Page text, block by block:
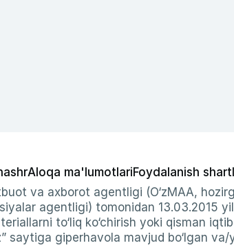
Aloqa ma'lumotlariFoydalanish
va axborot agentligi (O‘zMAA,
agentligi) tomonidan 13.03.2015
to‘liq ko‘chirish yoki qisman
saytiga giperhavola mavjud bo‘lgan